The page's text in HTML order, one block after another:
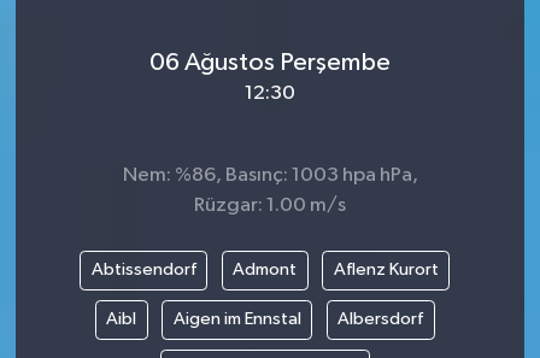
06 Ağustos Perşembe
12:30
Nem: %86, Basınç: 1003 hpa hPa,
Rüzgar: 1.00 m/s
Abtissendorf Admont Aflenz Kurort
Aibl Aigen im Ennstal Albersdorf